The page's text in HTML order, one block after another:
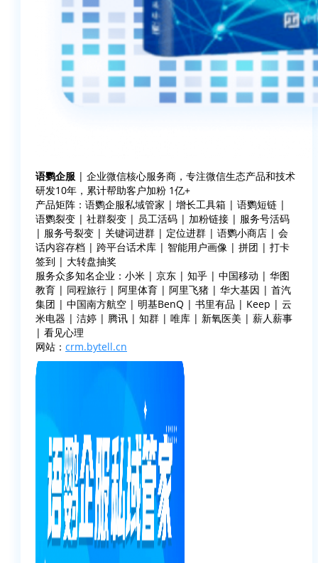
语鹦企服 | 企业微信核心服务商，专注微信生态产品和技术
研发10年，累计帮助客户加粉 1亿+
产品矩阵：语鹦企服私域管家 | 增长工具箱 | 语鹦短链 |
语鹦裂变 | 社群裂变 | 员工活码 | 加粉链接 | 服务号活码
| 服务号裂变 | 关键词进群 | 定位进群 | 语鹦小商店 | 会
话内容存档 | 跨平台话术库 | 智能用户画像 | 拼团 | 打卡
签到 | 大转盘抽奖
服务众多知名企业：小米 | 京东 | 知乎 | 中国移动 | 华图
教育 | 同程旅行 | 阿里体育 | 阿里飞猪 | 华大基因 | 首汽
集团 | 中国南方航空 | 明基BenQ | 书里有品 | Keep | 云
米电器 | 洁婷 | 腾讯 | 知群 | 唯库 | 新氧医美 | 薪人薪事
| 看见心理
网站： crm.bytell.cn